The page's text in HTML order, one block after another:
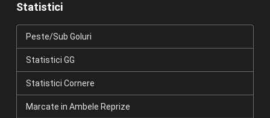
Statistici
Peste/Sub Goluri
Statistici GG
Statistici Cornere
Marcate in Ambele Reprize